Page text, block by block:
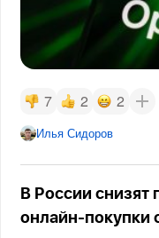
7 2 2
Илья Сидоров
В России
онлайн-покупки